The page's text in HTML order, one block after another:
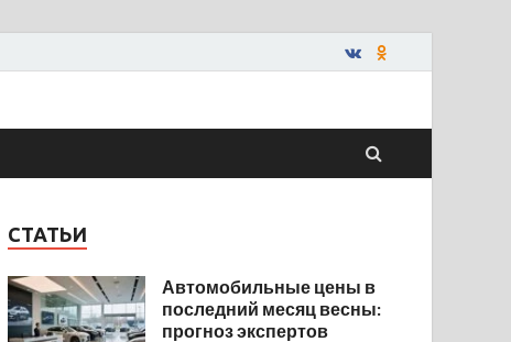
СТАТЬИ
Автомобильные цены в
последний месяц весны:
прогноз экспертов